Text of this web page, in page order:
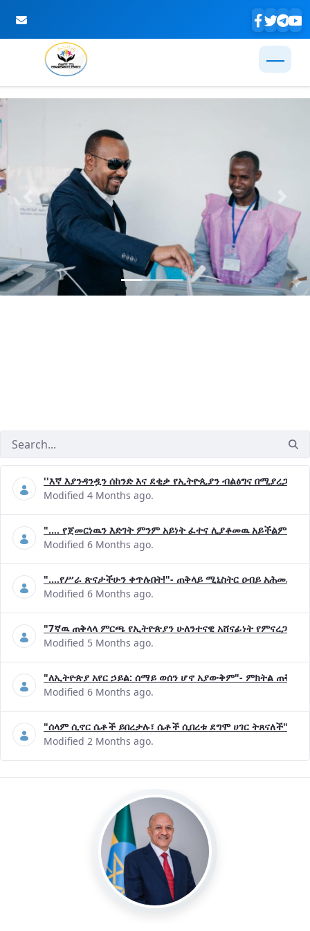
Skip to Main Content
Previous Next
''እኛ እያንዳንዷን ሰከንድ እና ደቂቃ የኢትዮጲያን ብልፅግና
Modified 4 Months ago.
".... የጀመርነዉን እድገት ምንም አይነት ፈተና ሊያቆመዉ አይችልም"-
Modified 6 Months ago.
"....የሥራ ጽናታችሁን ቀጥሉበት!"- ጠቅላይ ሚኒስትር ዐብይ አሕመድ (ዶ/
Modified 6 Months ago.
"7ኛዉ ጠቅላላ ምርጫ የኢትዮጵያን ሁለንተናዊ አሸናፊነት
Modified 5 Months ago.
"ለኢትዮጵያ አየር ኃይል: ሰማይ ወሰን ሆኖ አያውቅም"- ምክትል ጠቅላይ
Modified 6 Months ago.
"ሰላም ሲኖር ሴቶች ይበረታሉ፣ ሴቶች ሲበረቱ ደግሞ ሀገር ትጸናለች"-
Modified 2 Months ago.